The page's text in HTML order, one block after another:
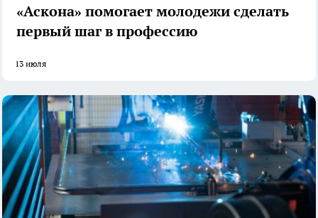
«Аскона» помогает молодежи сделать
первый шаг в профессию
13 июля